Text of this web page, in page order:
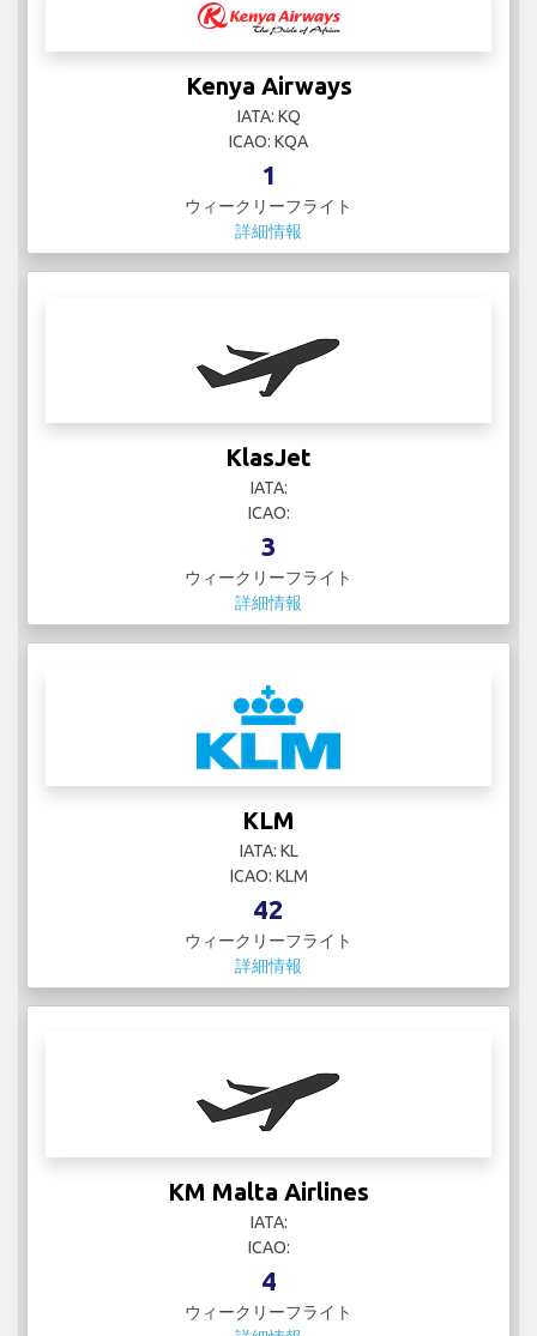
Kenya Airways
IATA: KQ
ICAO: KQA
1
ウィークリーフライト
詳細情報
KlasJet
IATA:
ICAO:
3
ウィークリーフライト
詳細情報
KLM
IATA: KL
ICAO: KLM
42
ウィークリーフライト
詳細情報
KM Malta Airlines
IATA:
ICAO:
4
ウィークリーフライト